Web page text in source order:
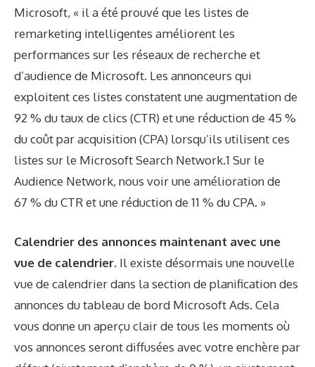
Microsoft, « il a été prouvé que les listes de
remarketing intelligentes améliorent les
performances sur les réseaux de recherche et
d’audience de Microsoft. Les annonceurs qui
exploitent ces listes constatent une augmentation de
92 % du taux de clics (CTR) et une réduction de 45 %
du coût par acquisition (CPA) lorsqu’ils utilisent ces
listes sur le Microsoft Search Network.1 Sur le
Audience Network, nous voir une amélioration de
67 % du CTR et une réduction de 11 % du CPA. »
Calendrier des annonces maintenant avec une
vue de calendrier. Il existe désormais une nouvelle
vue de calendrier dans la section de planification des
annonces du tableau de bord Microsoft Ads. Cela
vous donne un aperçu clair de tous les moments où
vos annonces seront diffusées avec votre enchère par